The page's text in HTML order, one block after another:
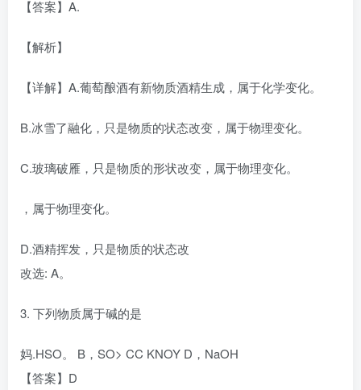
【答案】A.
【解析】
【详解】A.葡萄酿酒有新物质酒精生成，属于化学变化。
B.冰雪了融化，只是物质的状态改变，属于物理变化。
C.玻璃破雁，只是物质的形状改变，属于物理变化。
，属于物理变化。
D.酒精挥发，只是物质的状态改
改选: A。
3. 下列物质属于碱的是
妈.HSO。 B，SO> CC KNOY D，NaOH
【答案】D